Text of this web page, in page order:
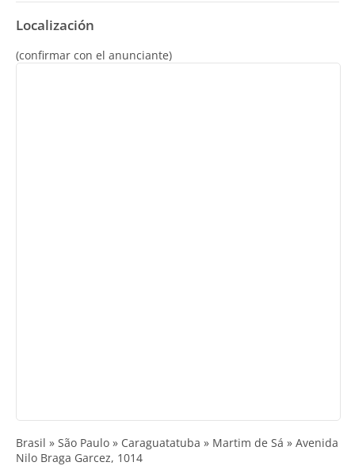
Localización
(confirmar con el anunciante)
Brasil » São Paulo » Caraguatatuba » Martim de Sá » Avenida
Nilo Braga Garcez, 1014